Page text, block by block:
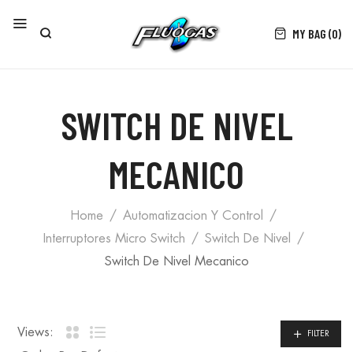
MY BAG (0)
SWITCH DE NIVEL
MECANICO
Home
Automatizacion Y Control
Interruptores Micro Switch
Switch De Nivel
Switch De Nivel Mecanico
Views: FILTER